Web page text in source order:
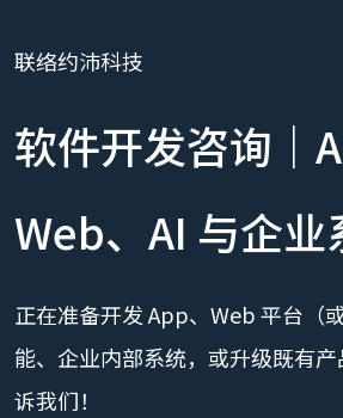
联络约沛科技
软件开发咨询｜
Web、AI 与企业
正在准备开发 App、Web 平台（
能、企业内部系统，或升级既有
诉我们！